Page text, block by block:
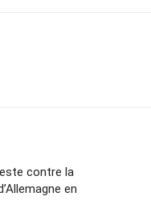
contre la
en